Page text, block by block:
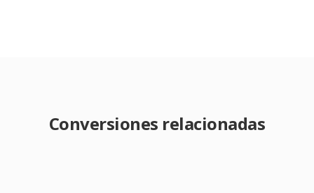
Conversiones relacionadas